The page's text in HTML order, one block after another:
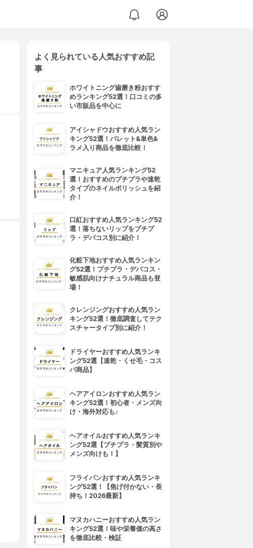
よく見られている人気おすすめ記
事
ホワイトニング歯磨き粉おすす
めランキング52選！口コミの多
い市販品を中心に
アイシャドウおすすめ人気ラン
キング52選！パレット&単色&
ラメ入り商品を徹底比較！
マニキュア人気ランキング52
選！おすすめのプチプラや速乾
タイプのネイルポリッシュを紹
介！
口紅おすすめ人気ランキング52
選！落ちないリップをプチプ
ラ・デパコス別に紹介！
化粧下地おすすめ人気ランキン
グ52選！プチプラ・デパコス・
敏感肌向けナチュラル商品も登
場！
クレンジングおすすめ人気ラン
キング52選！徹底調査してテク
スチャータイプ別に紹介！
ドライヤーおすすめ人気ランキ
ング52選【速乾・くせ毛・コス
パ商品】
ヘアアイロンおすすめ人気ラン
キング52選！初心者・メンズ向
け・海外対応も♪
ヘアオイルおすすめ人気ランキ
ング52選【プチプラ・髪質別や
メンズ向けも！】
フライパンおすすめ人気ランキ
ング52選！【焦げ付かない・長
持ち！2026最新】
マヌカハニーおすすめ人気ラン
キング52選！味や栄養価の高さ
を徹底比較・検証